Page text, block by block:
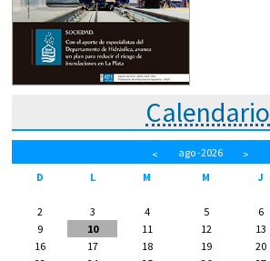
Calendario
< ago-2026
>
D
L M M J
2
3 4 5 6
9
10 11 12 13
16
17 18 19 20